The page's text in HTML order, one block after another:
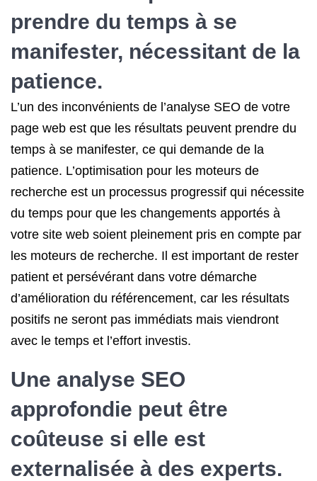
prendre du temps à se
manifester, nécessitant de la
patience.
L’un des inconvénients de l’analyse SEO de votre
page web est que les résultats peuvent prendre du
temps à se manifester, ce qui demande de la
patience. L’optimisation pour les moteurs de
recherche est un processus progressif qui nécessite
du temps pour que les changements apportés à
votre site web soient pleinement pris en compte par
les moteurs de recherche. Il est important de rester
patient et persévérant dans votre démarche
d’amélioration du référencement, car les résultats
positifs ne seront pas immédiats mais viendront
avec le temps et l’effort investis.
Une analyse SEO
approfondie peut être
coûteuse si elle est
externalisée à des experts.